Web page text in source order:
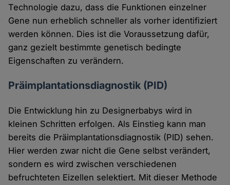
Technologie dazu, dass die Funktionen einzelner
Gene nun erheblich schneller als vorher identifiziert
werden können. Dies ist die Voraussetzung dafür,
ganz gezielt bestimmte genetisch bedingte
Eigenschaften zu verändern.
Präimplantationsdiagnostik (PID)
Die Entwicklung hin zu Designerbabys wird in
kleinen Schritten erfolgen. Als Einstieg kann man
bereits die Präimplantationsdiagnostik (PID) sehen.
Hier werden zwar nicht die Gene selbst verändert,
sondern es wird zwischen verschiedenen
befruchteten Eizellen selektiert. Mit dieser Methode